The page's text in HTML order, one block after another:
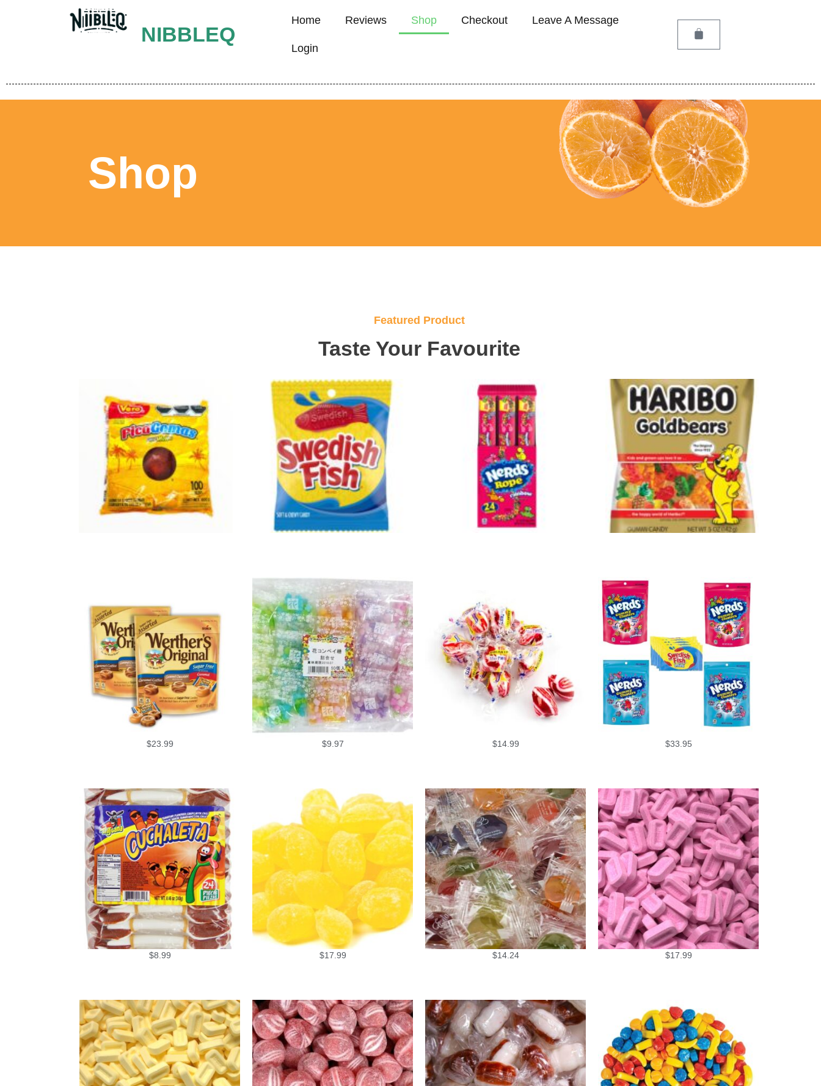
NIBBLEQ
Home Reviews Shop Checkout Leave A Message
Login
Shop
Featured Product
Taste Your Favourite
$23.99 $9.97 $14.99 $33.95
$8.99 $17.99 $14.24 $17.99